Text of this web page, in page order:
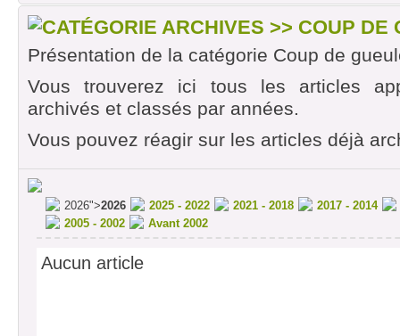
CATÉGORIE ARCHIVES >> COUP DE
Présentation de la catégorie Coup de
Vous trouverez ici tous les articles
archivés et classés par années.
Vous pouvez réagir sur les articles déjà
2026">2026 2025 - 2022 2021 - 2018
2017 - 2014
2005 - 2002
Avant 2002
Aucun article